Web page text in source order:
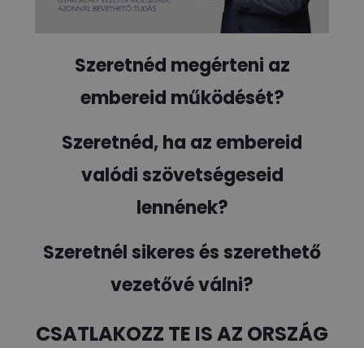
Szeretnéd megérteni az
embereid működését?
Szeretnéd, ha az embereid
valódi szövetségeseid
lennének?
Szeretnél sikeres és szerethető
vezetővé válni?
CSATLAKOZZ TE IS AZ ORSZÁG